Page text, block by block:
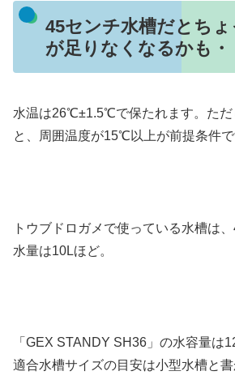
45センチ水槽だとち
が足りなくなるかも・
水温は26℃±1.5℃で保たれます。ただ
と、周囲温度が15℃以上が前提条件で
トウブドロガメで使っている水槽は、
水量は10Lほど。
「GEX STANDY SH36」の水容量は
適合水槽サイズの目安は小型水槽と書